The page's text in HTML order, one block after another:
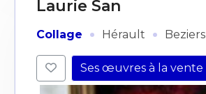
Laurie San
Collage · Hérault · Beziers
Ses œuvres à la vente